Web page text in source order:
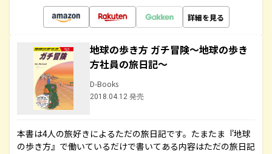
詳細を見る
地球の歩き方 ガチ冒険～地球の歩き
方社員の旅日記～
D-Books
2018.04.12 発売
本書は4人の旅好きによるただの旅日記です。たまたま『地球
の歩き方』で働いているだけで書いてある内容はただの旅日記